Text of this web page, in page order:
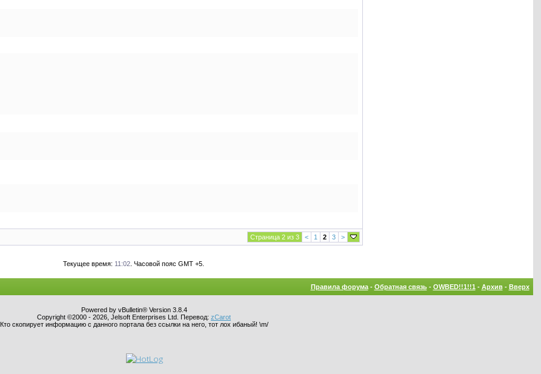
Страница 2 из 3 < 1 2 3 >
Текущее время: 11:02 . Часовой пояс GMT +5.
Правила форума- Обратная связь- OWBED!!1!!1 - Архив- Вверх
Powered by vBulletin® Version 3.8.4
Copyright ©2000 - 2026, Jelsoft Enterprises Ltd. Перевод: zCarot
Кто скопирует информацию с данного портала без ссылки на него, тот лох ибаный! \m/